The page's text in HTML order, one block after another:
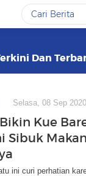
Dan
Selasa, 08 Sep
Kue
Sibuk
ini curi perhatian